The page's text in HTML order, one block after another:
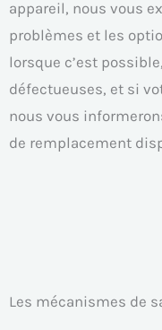
appareil, nous vous
problèmes et les
lorsque c’est
défectueuses, et si
nous vous
de remplacement
Les mécanismes de